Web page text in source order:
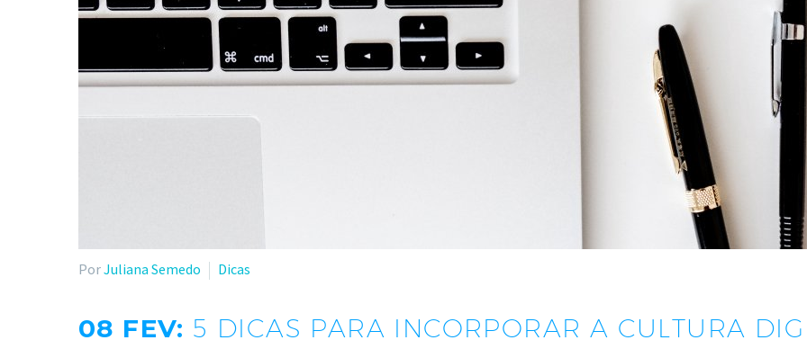
PorJuliana Semedo Dicas
08 FEV: 5 DICAS PARA INCORPORAR A CULTURA